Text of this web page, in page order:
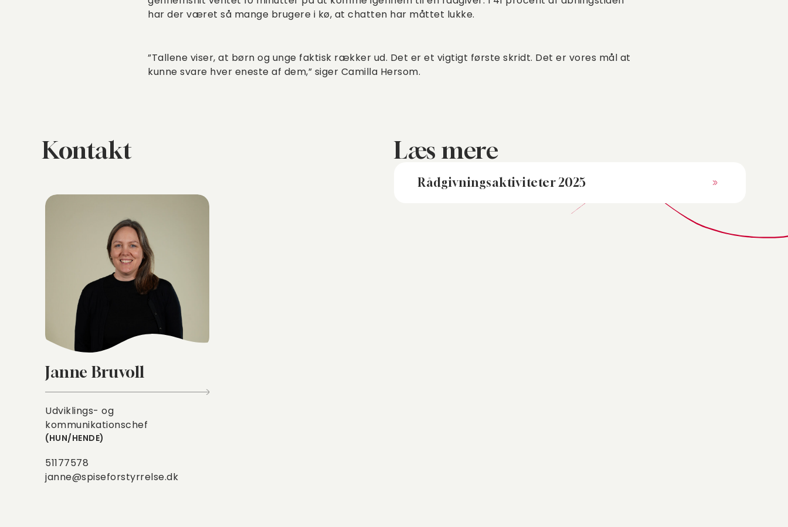
har der været så mange brugere i kø, at chatten har måttet lukke.
”Tallene viser, at børn og unge faktisk rækker ud. Det er et vigtigt første skridt. Det er vores mål at
kunne svare hver eneste af dem,” siger Camilla Hersom.
Kontakt
Janne Bruvoll
Udviklings- og
kommunikationschef
HUN/HENDE
51177578
janne@spiseforstyrrelse.dk
Læs mere
Rådgivningsaktiviteter 2025